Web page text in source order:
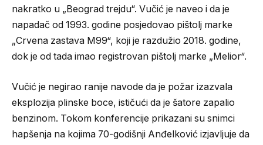
nakratko u „Beograd trejdu“. Vučić je naveo i da je
napadač od 1993. godine posjedovao pištolj marke
„Crvena zastava M99“, koji je razdužio 2018. godine,
dok je od tada imao registrovan pištolj marke „Melior“.
Vučić je negirao ranije navode da je požar izazvala
eksplozija plinske boce, ističući da je šatore zapalio
benzinom. Tokom konferencije prikazani su snimci
hapšenja na kojima 70-godišnji Anđelković izjavljuje da